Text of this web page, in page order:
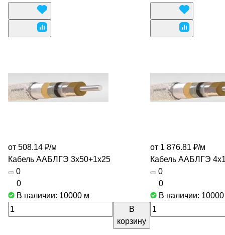
от 508.14 ₽/м
Кабель ААБЛГЭ 3х50+1х25
0
0
В наличии: 10000 м
В
корзину
от 1 876.81 ₽/м
Кабель ААБЛГЭ
0
0
В наличии: